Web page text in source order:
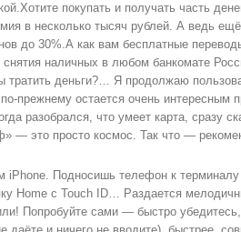
покупать и получать часть
в несколько тысяч рублей. А ведь
до 30%.А как вам бесплатные
наличных в любом банкомате
тратить деньги?… Я продолжаю
прежнему остается очень интересным
разобрался, что умеет карта, сразу
— это просто космос. Так что —
iPhone. Подносишь телефон к
Home с Touch ID… Раздается
Попробуйте сами — быстро убедитесь,